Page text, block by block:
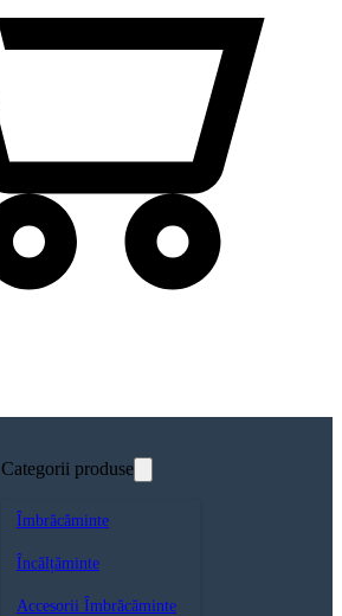
Categorii produse
Îmbrăcăminte
Încălțăminte
Accesorii Îmbrăcăminte